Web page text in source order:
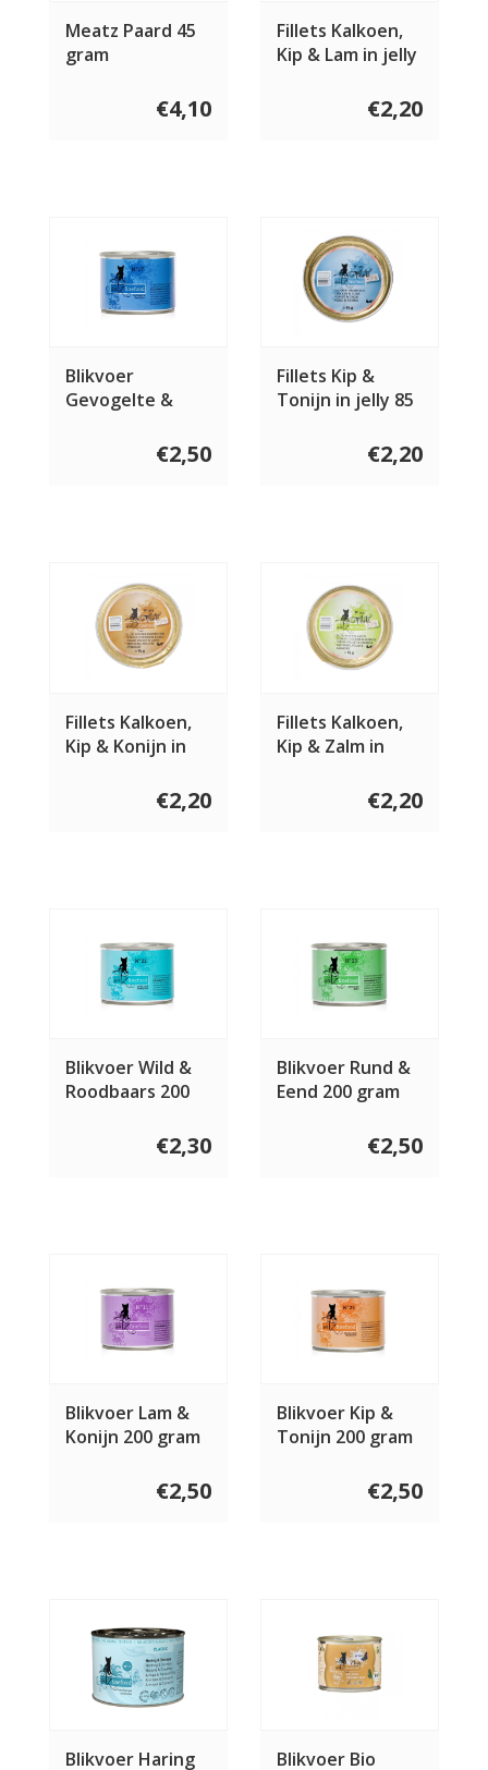
Meatz Paard 45
gram
€4,10
Fillets Kalkoen,
Kip & Lam in jelly
€2,20
Blikvoer
Gevogelte &
€2,50
Fillets Kip &
Tonijn in jelly 85
€2,20
Fillets Kalkoen,
Kip & Konijn in
€2,20
Fillets Kalkoen,
Kip & Zalm in
€2,20
Blikvoer Wild &
Roodbaars 200
€2,30
Blikvoer Rund &
Eend 200 gram
€2,50
Blikvoer Lam &
Konijn 200 gram
€2,50
Blikvoer Kip &
Tonijn 200 gram
€2,50
Blikvoer Haring Blikvoer Bio